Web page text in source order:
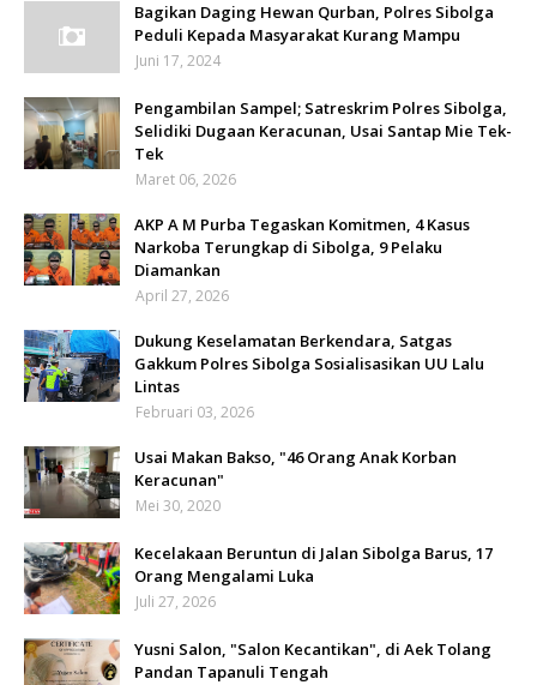
Bagikan Daging Hewan Qurban, Polres Sibolga
Peduli Kepada Masyarakat Kurang Mampu
Juni 17, 2024
Pengambilan Sampel; Satreskrim Polres Sibolga,
Selidiki Dugaan Keracunan, Usai Santap Mie Tek-
Tek
Maret 06, 2026
AKP A M Purba Tegaskan Komitmen, 4 Kasus
Narkoba Terungkap di Sibolga, 9 Pelaku
Diamankan
April 27, 2026
Dukung Keselamatan Berkendara, Satgas
Gakkum Polres Sibolga Sosialisasikan UU Lalu
Lintas
Februari 03, 2026
Usai Makan Bakso, "46 Orang Anak Korban
Keracunan"
Mei 30, 2020
Kecelakaan Beruntun di Jalan Sibolga Barus, 17
Orang Mengalami Luka
Juli 27, 2026
Yusni Salon, "Salon Kecantikan", di Aek Tolang
Pandan Tapanuli Tengah